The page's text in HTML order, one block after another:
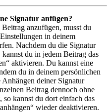
Signatur anfügen?
anzufügen, musst du
in deinem
Nachdem du die Signatur
du in jedem Beitrag das
aktivieren. Du kannst eine
du in deinem persönlichen
Anhängen deiner Signatur
Beitrag dennoch ohne
so kannst du dort einfach das
wieder deaktivieren.